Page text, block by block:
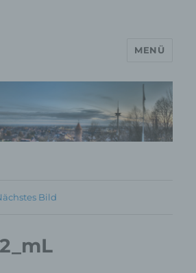
Beratung
MENÜ
Bild